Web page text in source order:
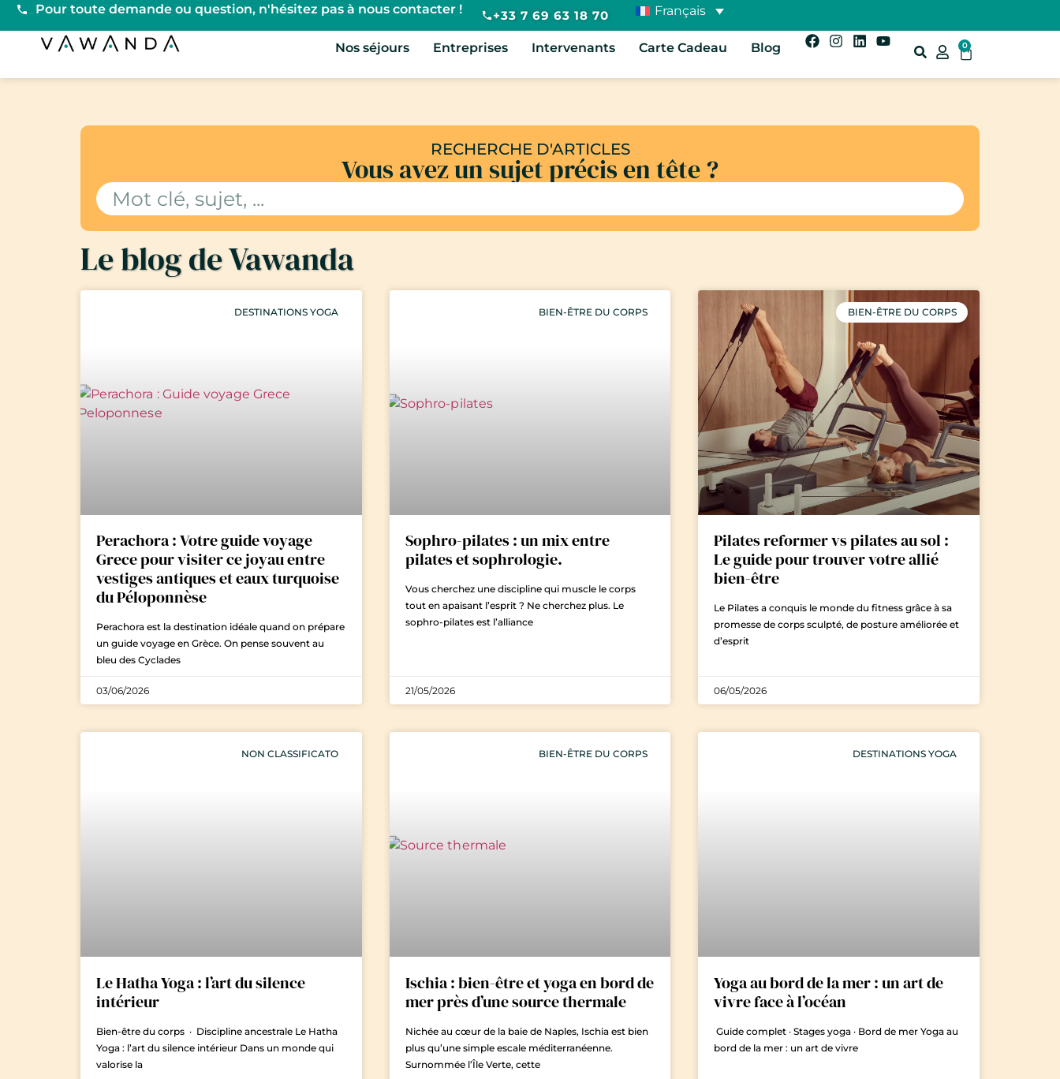
Pour toute demande ou question, n'hésitez pas à nous contacter ! +33 7 69 63 18 70 Français
Vawanda Nos séjours Entreprises Intervenants Carte Cadeau Blog 0
RECHERCHE D'ARTICLES
Vous avez un sujet précis en tête ?
Le blog de Vawanda
DESTINATIONS YOGA
Perachora : Votre guide voyage
Grece pour visiter ce joyau entre
vestiges antiques et eaux turquoise
du Péloponnèse
Perachora est la destination idéale quand on prépare
un guide voyage en Grèce. On pense souvent au
bleu des Cyclades
03/06/2026
BIEN-ÊTRE DU CORPS
Sophro-pilates : un mix entre
pilates et sophrologie.
Vous cherchez une discipline qui muscle le corps
tout en apaisant l’esprit ? Ne cherchez plus. Le
sophro-pilates est l’alliance
21/05/2026
BIEN-ÊTRE DU CORPS
Pilates reformer vs pilates au sol :
Le guide pour trouver votre allié
bien-être
Le Pilates a conquis le monde du fitness grâce à sa
promesse de corps sculpté, de posture améliorée et
d’esprit
06/05/2026
NON CLASSIFICATO
Le Hatha Yoga : l’art du silence
intérieur
Bien-être du corps · Discipline ancestrale Le Hatha
Yoga : l’art du silence intérieur Dans un monde qui
valorise la
BIEN-ÊTRE DU CORPS
Ischia : bien-être et yoga en bord de
mer près d’une source thermale
Nichée au cœur de la baie de Naples, Ischia est bien
plus qu’une simple escale méditerranéenne.
Surnommée l’Île Verte, cette
DESTINATIONS YOGA
Yoga au bord de la mer : un art de
vivre face à l’océan
Guide complet · Stages yoga · Bord de mer Yoga au
bord de la mer : un art de vivre